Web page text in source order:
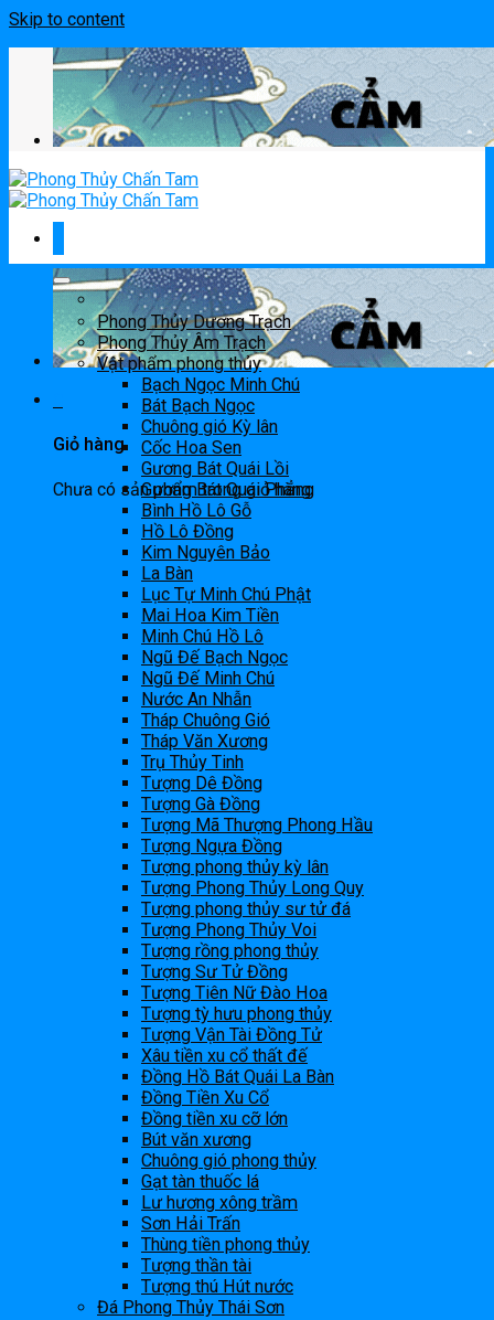
Skip to content
Giỏ hàng
Chưa có sản phẩm trong giỏ hàng.
Phong Thủy Dương Trạch
Phong Thủy Âm Trạch
Vật phẩm phong thủy
Bạch Ngọc Minh Chú
Bát Bạch Ngọc
Chuông gió Kỳ lân
Cốc Hoa Sen
Gương Bát Quái Lồi
Gương Bát Quái Phẳng
Bình Hồ Lô Gỗ
Hồ Lô Đồng
Kim Nguyên Bảo
La Bàn
Lục Tự Minh Chú Phật
Mai Hoa Kim Tiền
Minh Chú Hồ Lô
Ngũ Đế Bạch Ngọc
Ngũ Đế Minh Chú
Nước An Nhẫn
Tháp Chuông Gió
Tháp Văn Xương
Trụ Thủy Tinh
Tượng Dê Đồng
Tượng Gà Đồng
Tượng Mã Thượng Phong Hầu
Tượng Ngựa Đồng
Tượng phong thủy kỳ lân
Tượng Phong Thủy Long Quy
Tượng phong thủy sư tử đá
Tượng Phong Thủy Voi
Tượng rồng phong thủy
Tượng Sư Tử Đồng
Tượng Tiên Nữ Đào Hoa
Tượng tỳ hưu phong thủy
Tượng Vận Tài Đồng Tử
Xâu tiền xu cổ thất đế
Đồng Hồ Bát Quái La Bàn
Đồng Tiền Xu Cổ
Đồng tiền xu cỡ lớn
Bút văn xương
Chuông gió phong thủy
Gạt tàn thuốc lá
Lư hương xông trầm
Sơn Hải Trấn
Thùng tiền phong thủy
Tượng thần tài
Tượng thú Hút nước
Đá Phong Thủy Thái Sơn